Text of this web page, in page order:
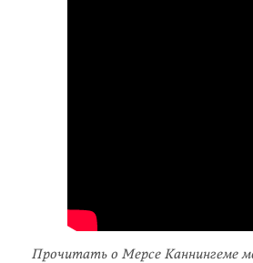
Прочитать о Мерсе Каннингеме